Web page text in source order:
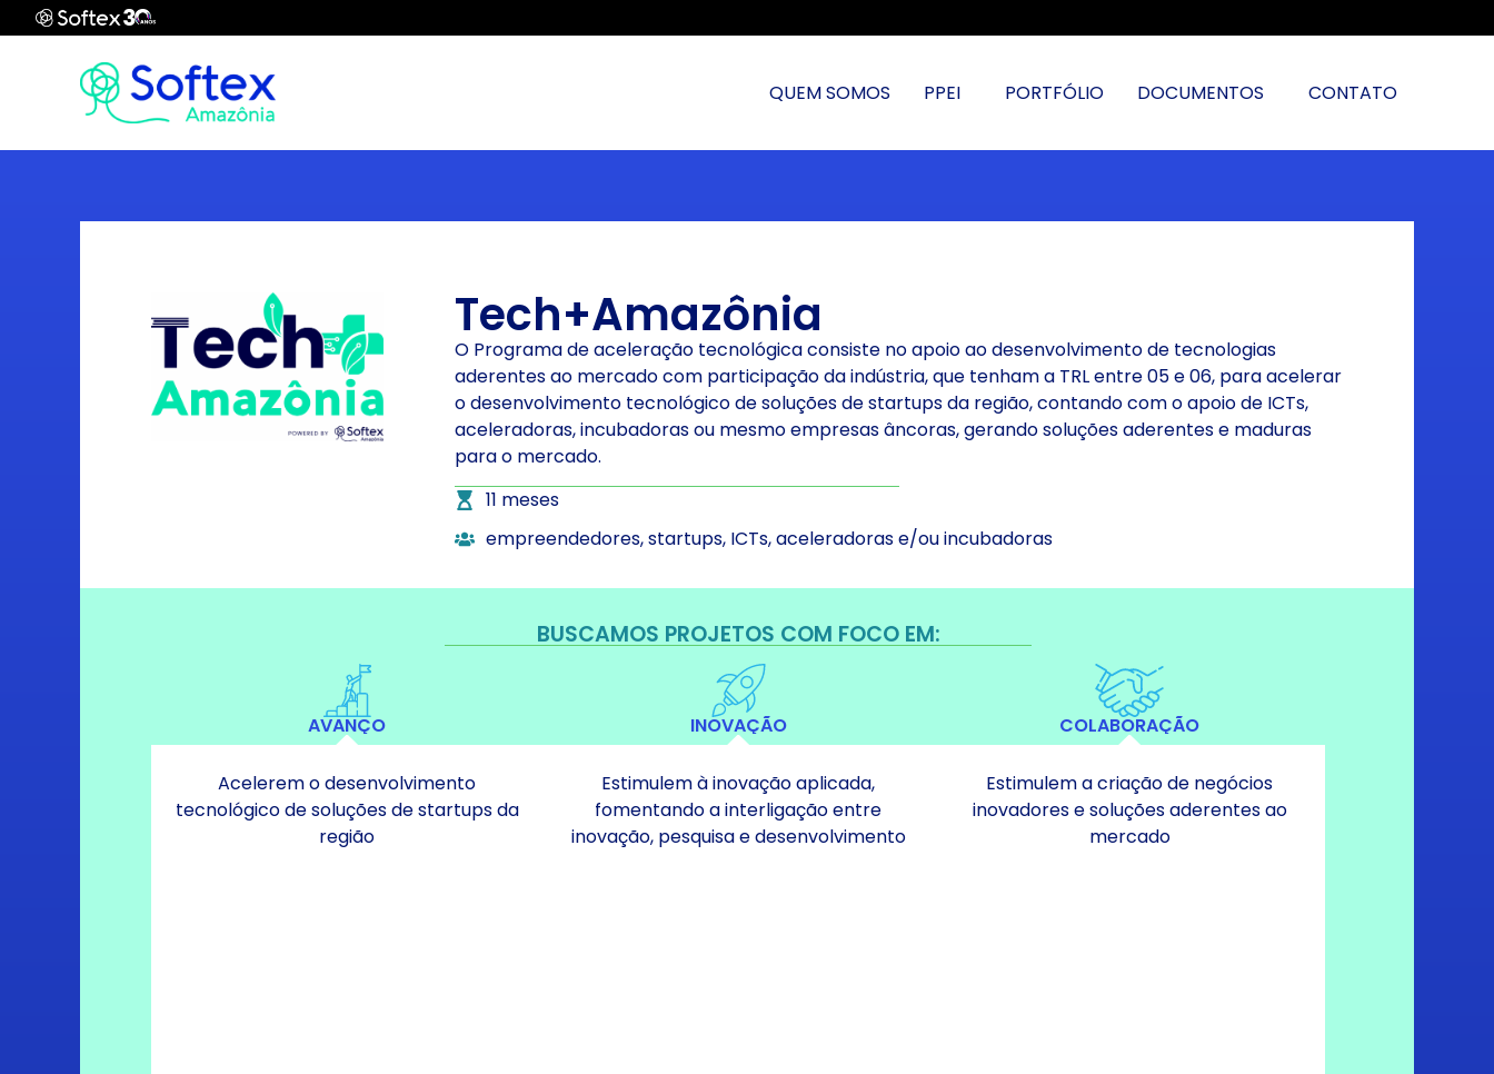
QUEM SOMOS PPEI PORTFÓLIO DOCUMENTOS CONTATO
Tech+Amazônia
O Programa de aceleração tecnológica consiste no apoio ao desenvolvimento de tecnologias
aderentes ao mercado com participação da indústria, que tenham a TRL entre 05 e 06, para acelerar
o desenvolvimento tecnológico de soluções de startups da região, contando com o apoio de ICTs,
aceleradoras, incubadoras ou mesmo empresas âncoras, gerando soluções aderentes e maduras
para o mercado.
11 meses
empreendedores, startups, ICTs, aceleradoras e/ou incubadoras
BUSCAMOS PROJETOS COM FOCO EM:
AVANÇO
Acelerem o desenvolvimento
tecnológico de soluções de startups da
região
INOVAÇÃO
Estimulem à inovação aplicada,
fomentando a interligação entre
inovação, pesquisa e desenvolvimento
COLABORAÇÃO
Estimulem a criação de negócios
inovadores e soluções aderentes ao
mercado